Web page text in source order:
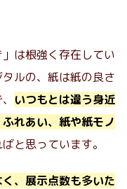
は根強く存在してい
ルの、紙は紙の良さ
いつもとは違う身近
れあい、紙や紙モノ
と思っています。
、展示点数も多いた